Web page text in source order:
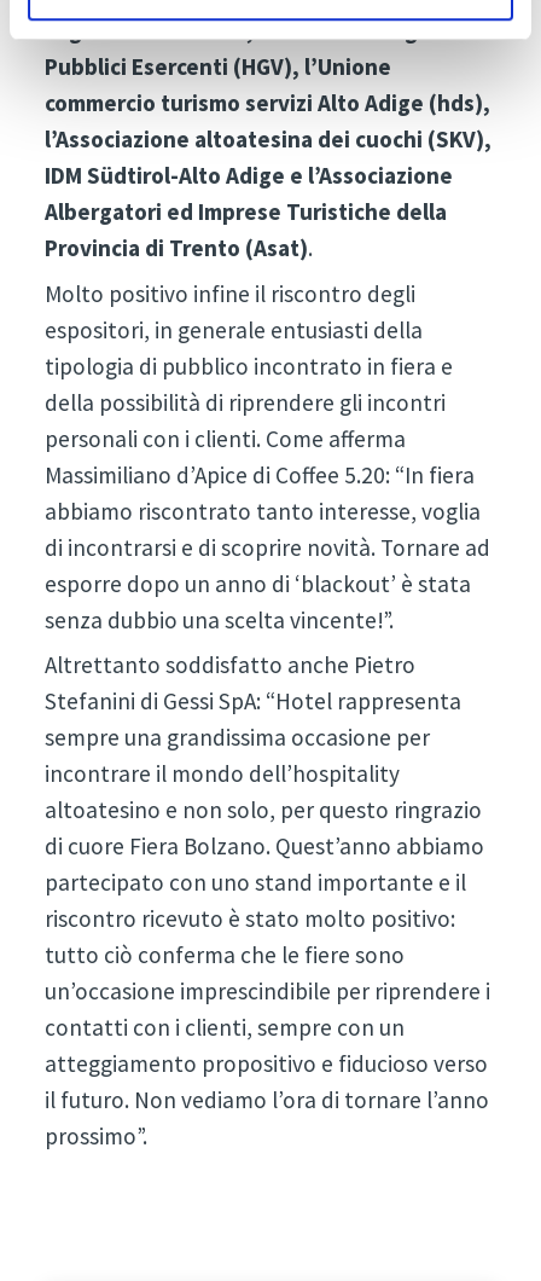
l’Agenzia CasaClima, l’Unione Albergatori e
Pubblici Esercenti (HGV), l’Unione
commercio turismo servizi Alto Adige (hds),
l’Associazione altoatesina dei cuochi (SKV),
IDM Südtirol-Alto Adige e l’Associazione
Albergatori ed Imprese Turistiche della
Provincia di Trento (Asat).
Molto positivo infine il riscontro degli
espositori, in generale entusiasti della
tipologia di pubblico incontrato in fiera e
della possibilità di riprendere gli incontri
personali con i clienti. Come afferma
Massimiliano d’Apice di Coffee 5.20: “In fiera
abbiamo riscontrato tanto interesse, voglia
di incontrarsi e di scoprire novità. Tornare ad
esporre dopo un anno di ‘blackout’ è stata
senza dubbio una scelta vincente!”.
Altrettanto soddisfatto anche Pietro
Stefanini di Gessi SpA: “Hotel rappresenta
sempre una grandissima occasione per
incontrare il mondo dell’hospitality
altoatesino e non solo, per questo ringrazio
di cuore Fiera Bolzano. Quest’anno abbiamo
partecipato con uno stand importante e il
riscontro ricevuto è stato molto positivo:
tutto ciò conferma che le fiere sono
un’occasione imprescindibile per riprendere i
contatti con i clienti, sempre con un
atteggiamento propositivo e fiducioso verso
il futuro. Non vediamo l’ora di tornare l’anno
prossimo”.